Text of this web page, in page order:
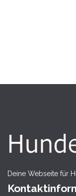
Deine Webseite für